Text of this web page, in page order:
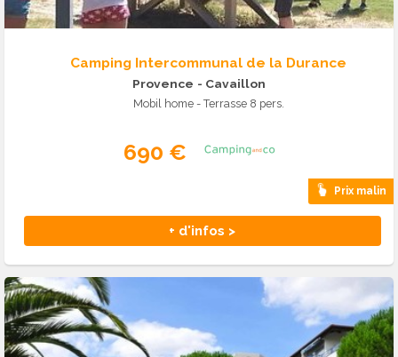
Camping Intercommunal de la Durance
Provence - Cavaillon
Mobil home - Terrasse 8 pers.
690 €
Prix malin
+ d'infos >